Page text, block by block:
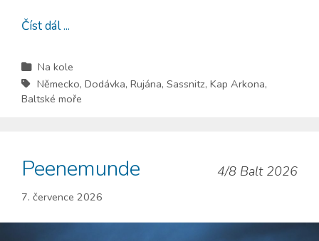
Číst dál ...
Na kole
Německo, Dodávka, Rujána, Sassnitz, Kap Arkona,
Baltské moře
Peenemunde 4/8 Balt 2026
7. července 2026